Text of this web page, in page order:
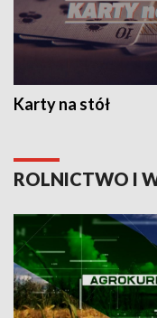
Karty na stół
ROLNICTWO I